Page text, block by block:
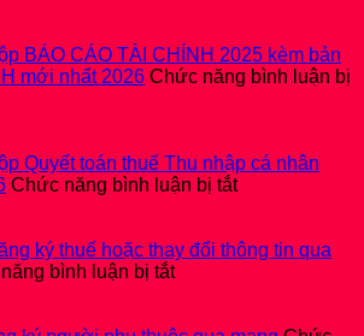
BÁO CÁO TÀI CHÍNH 2025 kèm bản
mới nhất 2026 Chức năng bình luận bị
Quyết toán thuế Thu nhập cá nhân
Chức năng bình luận bị tắtở
nộp
ký thuế hoặc thay đổi thông tin qua
bình luận bị tắtở